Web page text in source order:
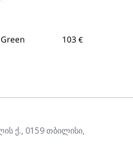
103 €
ქ., 0159 თბილისი,